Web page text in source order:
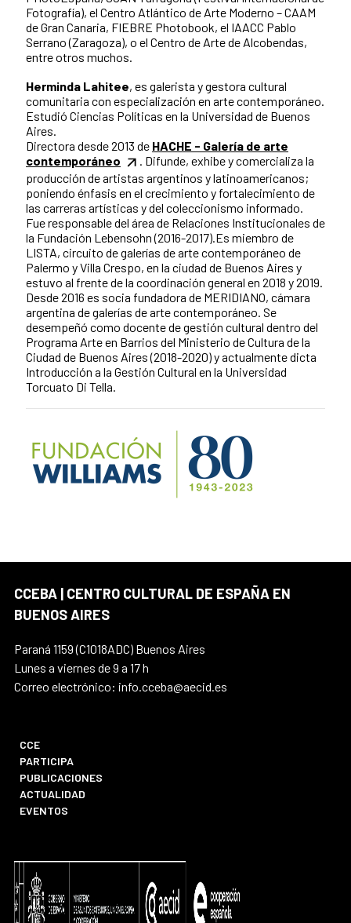
Fotografía), el Centro Atlántico de Arte Moderno – CAAM
de Gran Canaria, FIEBRE Photobook, el IAACC Pablo
Serrano (Zaragoza), o el Centro de Arte de Alcobendas,
entre otros muchos.
Herminda Lahitee, es galerista y gestora cultural
comunitaria con especialización en arte contemporáneo.
Estudió Ciencias Políticas en la Universidad de Buenos
Aires.
Directora desde 2013 de HACHE - Galería de arte
contemporáneo
. Difunde, exhibe y comercializa la
producción de artistas argentinos y latinoamericanos;
poniendo énfasis en el crecimiento y fortalecimiento de
las carreras artísticas y del coleccionismo informado.
Fue responsable del área de Relaciones Institucionales de
la Fundación Lebensohn (2016-2017).Es miembro de
LISTA, circuito de galerías de arte contemporáneo de
Palermo y Villa Crespo, en la ciudad de Buenos Aires y
estuvo al frente de la coordinación general en 2018 y 2019.
Desde 2016 es socia fundadora de MERIDIANO, cámara
argentina de galerías de arte contemporáneo. Se
desempeñó como docente de gestión cultural dentro del
Programa Arte en Barrios del Ministerio de Cultura de la
Ciudad de Buenos Aires (2018-2020) y actualmente dicta
Introducción a la Gestión Cultural en la Universidad
Torcuato Di Tella.
CCEBA | CENTRO CULTURAL DE ESPAÑA EN
BUENOS AIRES
Paraná 1159 (C1018ADC) Buenos Aires
Lunes a viernes de 9 a 17 h
Correo electrónico: info.cceba@aecid.es
CCE
PARTICIPA
PUBLICACIONES
ACTUALIDAD
EVENTOS